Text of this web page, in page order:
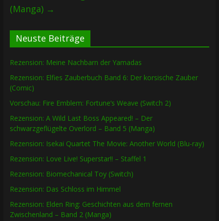
(Manga) →
Neuste Beiträge
Rezension: Meine Nachbarn der Yamadas
Rezension: Elfies Zauberbuch Band 6: Der korsische Zauber
(Comic)
Vorschau: Fire Emblem: Fortune’s Weave (Switch 2)
Rezension: A Wild Last Boss Appeared! – Der
schwarzgeflügelte Overlord – Band 5 (Manga)
Rezension: Isekai Quartet The Movie: Another World (Blu-ray)
Rezension: Love Live! Superstar!! – Staffel 1
Rezension: Biomechanical Toy (Switch)
Rezension: Das Schloss im Himmel
Rezension: Elden Ring: Geschichten aus dem fernen
Zwischenland – Band 2 (Manga)